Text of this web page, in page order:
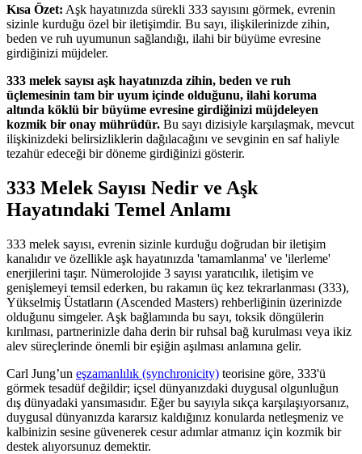
Kısa Özet: Aşk hayatınızda sürekli 333 sayısını görmek, evrenin
sizinle kurduğu özel bir iletişimdir. Bu sayı, ilişkilerinizde zihin,
beden ve ruh uyumunun sağlandığı, ilahi bir büyüme evresine
girdiğinizi müjdeler.
333 melek sayısı aşk hayatınızda zihin, beden ve ruh
üçlemesinin tam bir uyum içinde olduğunu, ilahi koruma
altında köklü bir büyüme evresine girdiğinizi müjdeleyen
kozmik bir onay mührüdür. Bu sayı dizisiyle karşılaşmak, mevcut
ilişkinizdeki belirsizliklerin dağılacağını ve sevginin en saf haliyle
tezahür edeceği bir döneme girdiğinizi gösterir.
333 Melek Sayısı Nedir ve Aşk
Hayatındaki Temel Anlamı
333 melek sayısı, evrenin sizinle kurduğu doğrudan bir iletişim
kanalıdır ve özellikle aşk hayatınızda 'tamamlanma' ve 'ilerleme'
enerjilerini taşır. Nümerolojide 3 sayısı yaratıcılık, iletişim ve
genişlemeyi temsil ederken, bu rakamın üç kez tekrarlanması (333),
Yükselmiş Üstatların (Ascended Masters) rehberliğinin üzerinizde
olduğunu simgeler. Aşk bağlamında bu sayı, toksik döngülerin
kırılması, partnerinizle daha derin bir ruhsal bağ kurulması veya ikiz
alev süreçlerinde önemli bir eşiğin aşılması anlamına gelir.
Carl Jung’un eşzamanlılık (synchronicity) teorisine göre, 333'ü
görmek tesadüf değildir; içsel dünyanızdaki duygusal olgunluğun
dış dünyadaki yansımasıdır. Eğer bu sayıyla sıkça karşılaşıyorsanız,
duygusal dünyanızda kararsız kaldığınız konularda netleşmeniz ve
kalbinizin sesine güvenerek cesur adımlar atmanız için kozmik bir
destek alıyorsunuz demektir.